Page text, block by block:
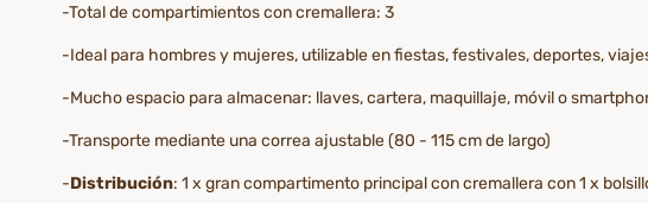
-Total de compartimientos con cremallera: 3
-Ideal para hombres y mujeres, utilizable en fiestas, festivales, deportes,
-Mucho espacio para almacenar: llaves, cartera, maquillaje, móvil o
-Transporte mediante una correa ajustable (80 - 115 cm de largo)
-Distribución: 1 x gran compartimento principal con cremallera con 1 x